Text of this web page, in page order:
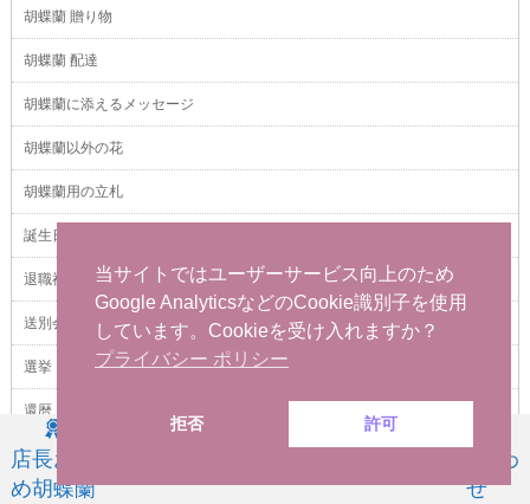
胡蝶蘭 贈り物
胡蝶蘭 配達
胡蝶蘭に添えるメッセージ
胡蝶蘭以外の花
胡蝶蘭用の立札
誕生日
退職祝い
送別会
選挙
還暦
金婚式
開店祝い
店長お薦
め胡蝶蘭
問い合わ
せ
当サイトではユーザーサービス向上のため
Google AnalyticsなどのCookie識別子を使用
しています。Cookieを受け入れますか？
プライバシー ポリシー
拒否 許可